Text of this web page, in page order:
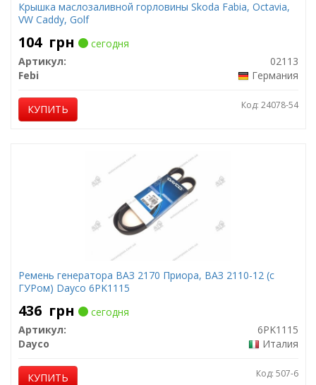
Крышка маслозаливной горловины Skoda Fabia, Octavia,
VW Caddy, Golf
104 грн
сегодня
Артикул:
02113
Febi
Германия
КУПИТЬ Код: 24078-54
Ремень генератора ВАЗ 2170 Приора, ВАЗ 2110-12 (с
ГУРом) Dayco 6PK1115
436 грн
сегодня
Артикул:
6PK1115
Dayco
Италия
КУПИТЬ Код: 507-6